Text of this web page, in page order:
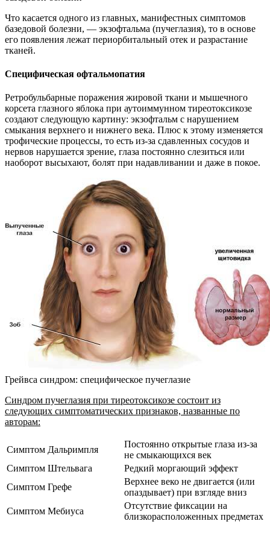
Что касается одного из главных, манифестных симптомов
базедовой болезни, — экзофтальма (пучеглазия), то в основе
его появления лежат периорбитальный отек и разрастание
тканей.
Специфическая офтальмопатия
Ретробульбарные поражения жировой ткани и мышечного
корсета глазного яблока при аутоиммунном тиреотоксикозе
создают следующую картину: экзофтальм с нарушением
смыкания верхнего и нижнего века. Плюс к этому изменяется
трофические процессы, то есть из-за сдавленных сосудов и
нервов нарушается зрение, глаза постоянно слезиться или
наоборот высыхают, болят при надавливании и даже в покое.
Грейвса синдром: специфическое пучеглазие
Синдром пучеглазия при тиреотоксикозе состоит из
следующих симптоматических признаков, названные по
авторам:
Симптом Дальримпля
Постоянно открытые глаза из-за
не смыкающихся век
Симптом Штельвага
Редкий моргающий эффект
Симптом Грефе
Верхнее веко не двигается (или
опаздывает) при взгляде вниз
Симптом Мебиуса
Отсутствие фиксации на
близкорасположенных предметах